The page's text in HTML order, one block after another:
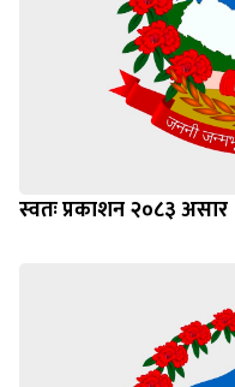
स्वतः प्रकाशन २०८३ असार